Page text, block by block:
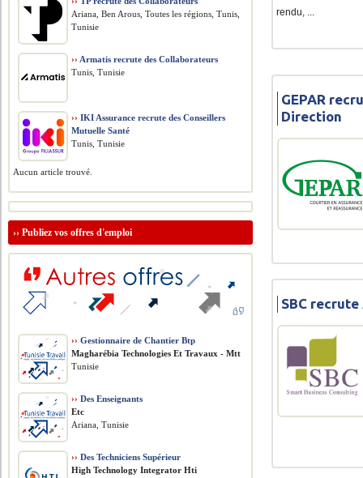
rendu, ...
GEPAR
Direction
SBC
Ariana, Ben Arous, Toutes les régions, Tunis,
Tunisie
›› Armatis recrute des Collaborateurs
Tunis, Tunisie
›› IKI Assurance recrute des Conseillers
Mutuelle Santé
Tunis, Tunisie
Aucun article trouvé.
››Publiez vos offres d'emploi
›› Gestionnaire de Chantier Btp
Magharébia Technologies Et Travaux - Mtt
Tunisie
›› Des Enseignants
Etc
Ariana, Tunisie
›› Des Techniciens Supérieur
High Technology Integrator Hti